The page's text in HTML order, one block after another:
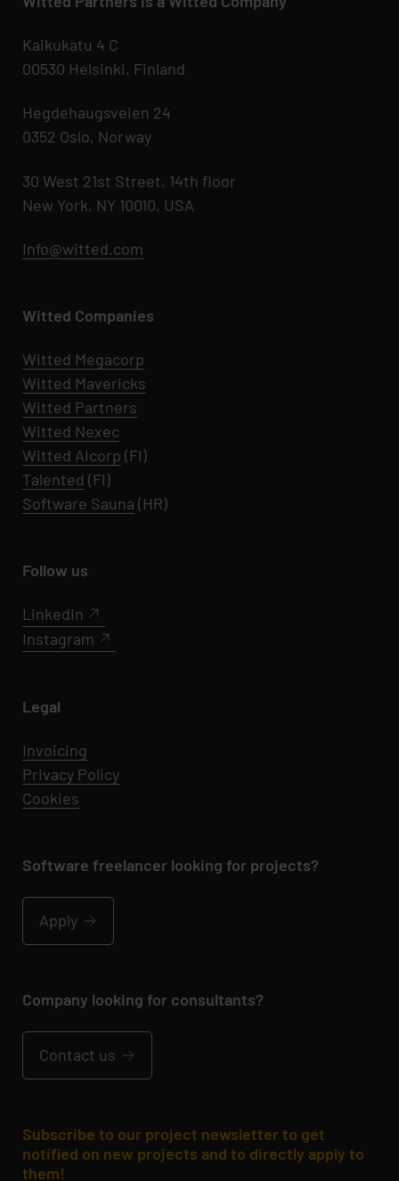
Kaikukatu 4 C
00530 Helsinki, Finland
Hegdehaugsveien 24
0352 Oslo, Norway
30 West 21st Street, 14th floor
New York, NY 10010, USA
Info@witted.com
Witted Companies
Witted Megacorp
Witted Mavericks
Witted Partners
Witted Nexec
Witted AIcorp (FI)
Talented (FI)
Software Sauna (HR)
Follow us
LinkedIn
Instagram
Legal
Invoicing
Privacy Policy
Cookies
Software freelancer looking for projects?
Apply
Company looking for consultants?
Contact us
Subscribe to our project newsletter to get
notified on new projects and to directly apply to
them!